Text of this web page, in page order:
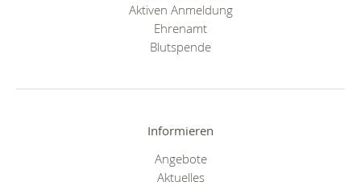
Aktiven Anmeldung
Ehrenamt
Blutspende
Informieren
Angebote
Aktuelles